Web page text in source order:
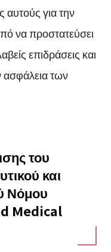
για την
να προστατεύσει
επιδράσεις και
ασφάλεια των
του
και
Νόμου
Medical